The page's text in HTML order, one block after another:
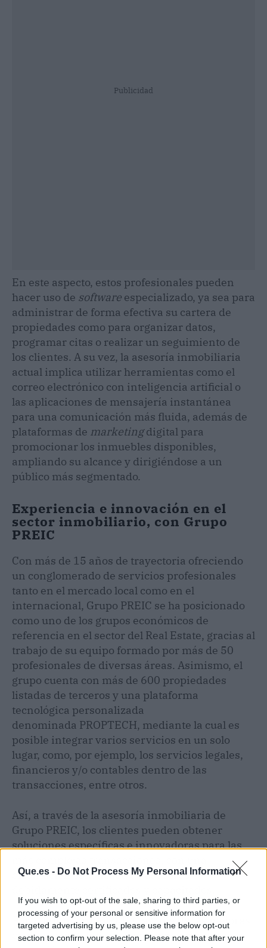
Que.es - Do Not Process My Personal Information
If you wish to opt-out of the sale, sharing to third parties, or
processing of your personal or sensitive information for
targeted advertising by us, please use the below opt-out
section to confirm your selection. Please note that after your
Publicidad
En este aspecto, estos profesionales pueden
hacer uso de software especializado, ya sea para
administrar de forma efectiva su cartera de
propiedades como para organizar datos,
programar citas o realizar un seguimiento de
los clientes. A su vez, la asesoría inmobiliaria
actual implica utilizar herramientas como el
correo electrónico con inteligencia artificial o
las aplicaciones de mensajería instantánea
para una comunicación más fluida, además de
plataformas de marketingdigital para
promocionar los inmuebles disponibles,
ampliando su alcance y dirigiéndose a un
público más segmentado.
Experiencia e innovación en el
sector inmobiliario, con Grupo
PREIC
Con más de 15 años de trayectoria ofreciendo
un conglomerado de servicios profesionales
tanto en el mercado local como en el
internacional, Grupo PREIC se ha posicionado
como uno de los grupos económicos de
referencia en el sector del Real Estate, gracias al
trabajo de su equipo formado por más de 50
profesionales de diversas áreas. Asimismo, el
grupo cuenta con más de 600 propiedades
listadas de terceros y una plataforma
tecnológica personalizada
denominada PROPTECH, mediante la cual es
posible integrar varios servicios en un solo
lugar, como, por ejemplo, los servicios legales,
financieros y/o contables dentro de las
transacciones, entre otros.
Así, a través de la asesoría inmobiliaria de
Grupo PREIC, los clientes pueden obtener
soluciones específicas e innovadoras para las
orientación sofisticada de asesores
Por lo tanto, Grupo PREIC es una de las mejores
opciones para quienes busquen cerrar una